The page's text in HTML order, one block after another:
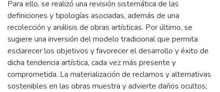
Para ello, se realizó una revisión sistemática de las
definiciones y tipologías asociadas, además de una
recolección y análisis de obras artísticas. Por último, se
sugiere una inversión del modelo tradicional que permita
esclarecer los objetivos y favorecer el desarrollo y éxito de
dicha tendencia artística, cada vez más presente y
comprometida. La materialización de reclamos y alternativas
sostenibles en las obras muestra y advierte daños ocultos;